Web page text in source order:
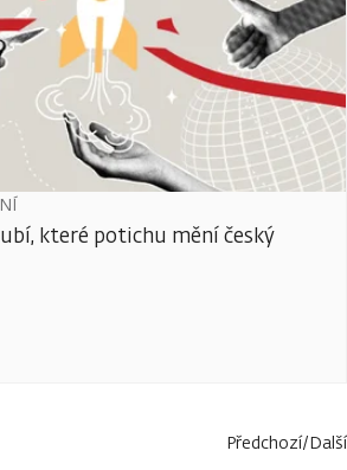
které potichu mění český
Předchozí/Další